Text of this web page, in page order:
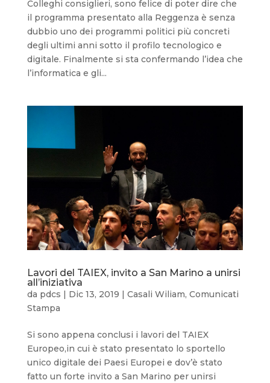
Colleghi consiglieri, sono felice di poter dire che
il programma presentato alla Reggenza è senza
dubbio uno dei programmi politici più concreti
degli ultimi anni sotto il profilo tecnologico e
digitale. Finalmente si sta confermando l’idea che
l’informatica e gli...
Lavori del TAIEX, invito a San Marino a unirsi
all’iniziativa
da pdcs | Dic 13, 2019 | Casali Wiliam, Comunicati
Stampa
Si sono appena conclusi i lavori del TAIEX
Europeo,in cui è stato presentato lo sportello
unico digitale dei Paesi Europei e dov’è stato
fatto un forte invito a San Marino per unirsi